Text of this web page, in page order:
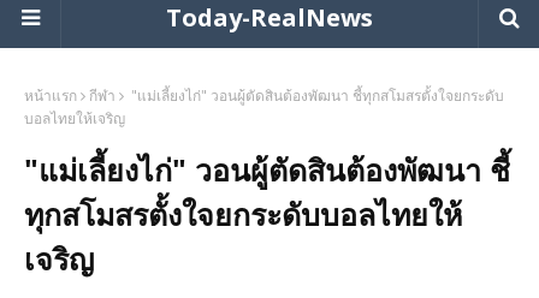
Today-RealNews
หน้าแรก กีฬา
"แม่เลี้ยงไก่" วอนผู้ตัดสินต้องพัฒนา ชี้ทุกสโมสรตั้งใจยกระดับ
บอลไทยให้เจริญ
"แม่เลี้ยงไก่" วอนผู้ตัดสินต้องพัฒนา ชี้
ทุกสโมสรตั้งใจยกระดับบอลไทยให้
เจริญ